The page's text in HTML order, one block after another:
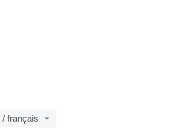
/ français